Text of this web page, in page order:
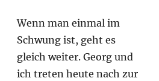
Wenn man einmal im
Schwung ist, geht es
gleich weiter. Georg und
ich treten heute nach zur